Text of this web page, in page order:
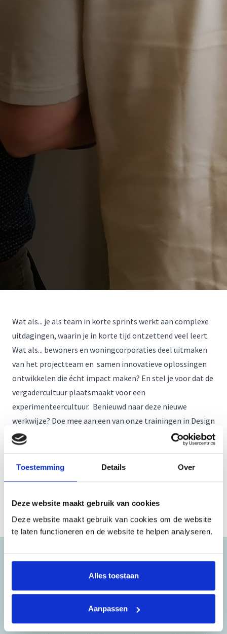
Toestemming Details Over
Deze website maakt gebruik van cookies
Deze website maakt gebruik van cookies om de website
te laten functioneren en de website te helpen analyseren.
Alles toestaan
Aanpassen
Wat als... je als team in korte sprints werkt aan complexe
uitdagingen, waarin je in korte tijd ontzettend veel leert.
Wat als... bewoners en woningcorporaties deel uitmaken
van het projectteam en samen innovatieve oplossingen
ontwikkelen die écht impact maken? En stel je voor dat de
vergadercultuur plaatsmaakt voor een
experimenteercultuur. Benieuwd naar deze nieuwe
werkwijze? Doe mee aan een van onze trainingen in Design
Thinking. Of het nu gaat om klimaatadaptatie,
buurtparticipatie of mobiliteitsplannen: we werken aan
een concrete uitdaging die kenmerkend is voor jullie
Meld je aan voor de training!
oplossingen te ontwerpen voor complexe problemen. De
technieken uit Design Thinking helpen om vraagstukken
op een creatieve manier op te lossen en